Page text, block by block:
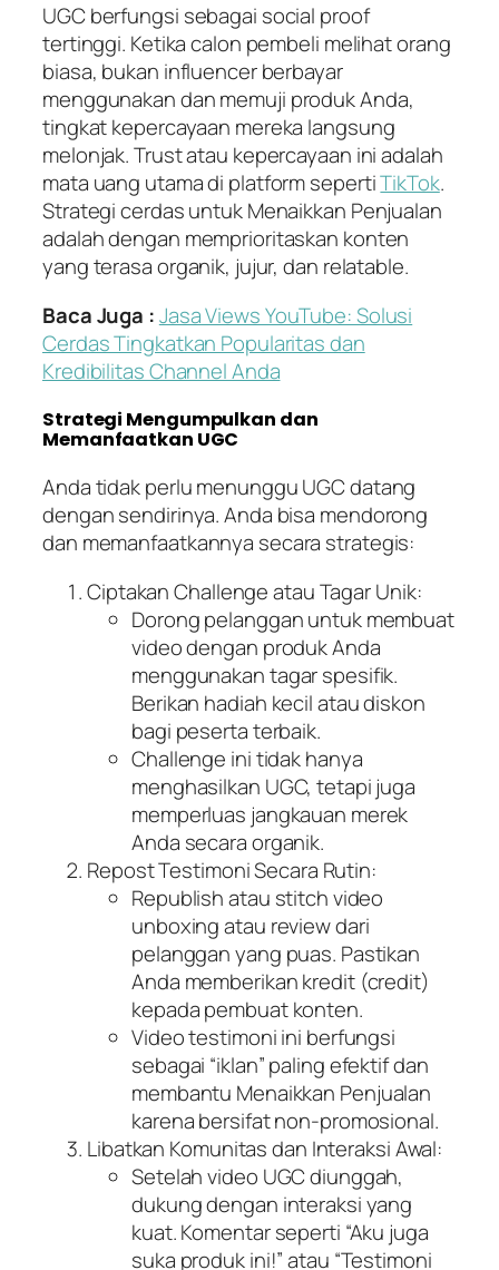
UGC berfungsi sebagai social proof
tertinggi. Ketika calon pembeli melihat orang
biasa, bukan influencer berbayar
menggunakan dan memuji produk Anda,
tingkat kepercayaan mereka langsung
melonjak. Trust atau kepercayaan ini adalah
mata uang utama di platform sepertiTikTok.
Strategi cerdas untuk Menaikkan Penjualan
adalah dengan memprioritaskan konten
yang terasa organik, jujur, dan relatable.
Baca Juga :Jasa Views YouTube: Solusi
Cerdas Tingkatkan Popularitas dan
Kredibilitas Channel Anda
Strategi Mengumpulkan dan
Memanfaatkan UGC
Anda tidak perlu menunggu UGC datang
dengan sendirinya. Anda bisa mendorong
dan memanfaatkannya secara strategis:
Ciptakan Challenge atau Tagar Unik:
Dorong pelanggan untuk membuat
video dengan produk Anda
menggunakan tagar spesifik.
Berikan hadiah kecil atau diskon
bagi peserta terbaik.
Challenge ini tidak hanya
menghasilkan UGC, tetapi juga
memperluas jangkauan merek
Anda secara organik.
Repost Testimoni Secara Rutin:
Republish atau stitch video
unboxing atau review dari
pelanggan yang puas. Pastikan
Anda memberikan kredit (credit)
kepada pembuat konten.
Video testimoni ini berfungsi
sebagai “iklan” paling efektif dan
membantu Menaikkan Penjualan
karena bersifat non-promosional.
Libatkan Komunitas dan Interaksi Awal:
Setelah video UGC diunggah,
dukung dengan interaksi yang
kuat. Komentar seperti “Aku juga
suka produk ini!” atau “Testimoni